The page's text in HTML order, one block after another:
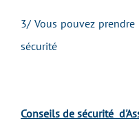
3/ Vous pouvez
sécurité
Conseils de sécurité